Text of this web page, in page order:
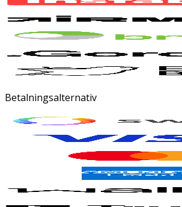
Betalningsalternativ